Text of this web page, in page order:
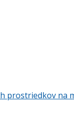
prostriedkov na